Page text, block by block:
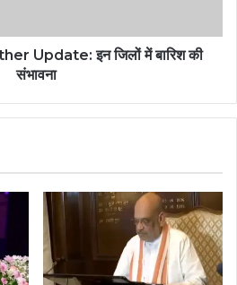
Update: इन जिलों में बारिश की
संभावना